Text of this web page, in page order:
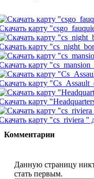
карту
карту
карту
карту
карту
карту "cs_riviera "
Комментарии
Данную страницу
стать первым.